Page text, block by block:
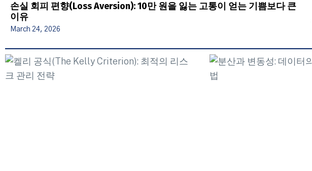
손실 회피 편향(Loss Aversion): 10만 원을 잃는 고통이 얻는 기쁨보다 큰
이유
March 24, 2026